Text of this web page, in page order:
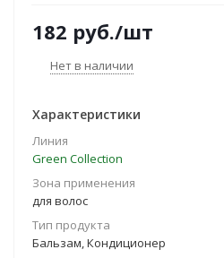
способствует устранению
ломкости, делает
182 руб./шт
Нет в наличии
Характеристики
Линия
Green Collection
Зона применения
для волос
Тип продукта
Бальзам, Кондиционер